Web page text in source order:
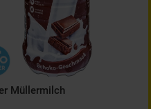
Müllermilch